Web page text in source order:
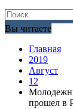
Вы читаете
Главная
2019
Август
12
прошел в